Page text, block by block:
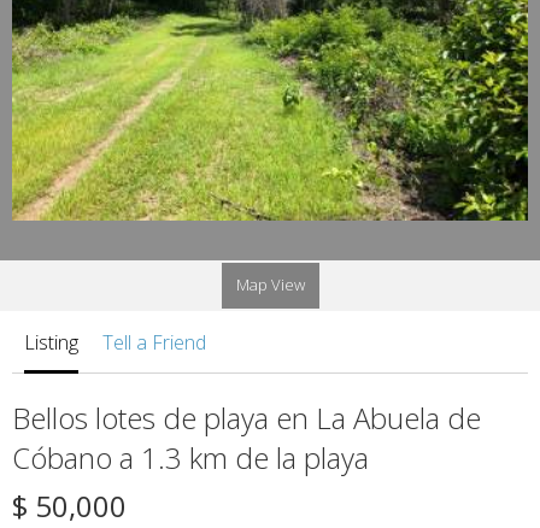
Map View
Listing Tell a Friend
Bellos lotes de playa en La Abuela de
Cóbano a 1.3 km de la playa
$ 50,000